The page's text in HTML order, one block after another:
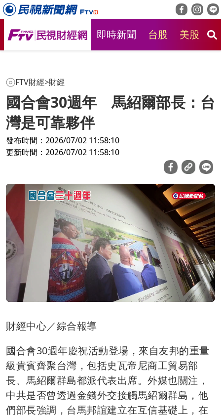
即時新聞 台股 美股
FTV財經>財經
國合會30週年 馬紹爾部長：台
灣是可靠夥伴
發布時間：2026/07/02 11:58:10
更新時間：2026/07/02 11:58:10
財經中心／綜合報導
國合會30週年慶祝活動登場，來自友邦的重量
級貴賓齊聚台灣，包括史瓦帝尼商工貿易部
長、馬紹爾群島都派代表出席。外媒也關注，
中共是否曾透過金錢外交接觸馬紹爾群島，他
們部長強調，台馬邦誼建立在互信基礎上，在